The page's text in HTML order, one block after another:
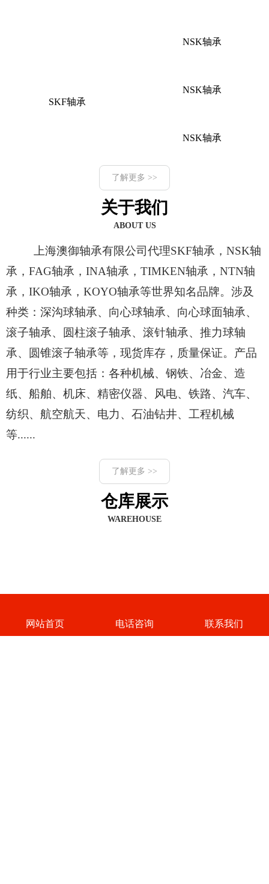
SKF轴承
NSK轴承
NSK轴承
NSK轴承
了解更多 >>
关于我们
ABOUT US
上海澳御轴承有限公司代理SKF轴承，NSK轴
承，FAG轴承，INA轴承，TIMKEN轴承，NTN轴
承，IKO轴承，KOYO轴承等世界知名品牌。涉及
种类：深沟球轴承、向心球轴承、向心球面轴承、
滚子轴承、圆柱滚子轴承、滚针轴承、推力球轴
承、圆锥滚子轴承等，现货库存，质量保证。产品
用于行业主要包括：各种机械、钢铁、冶金、造
纸、船舶、机床、精密仪器、风电、铁路、汽车、
纺织、航空航天、电力、石油钻井、工程机械
等......
了解更多 >>
仓库展示
WAREHOUSE
网站首页 电话咨询 联系我们